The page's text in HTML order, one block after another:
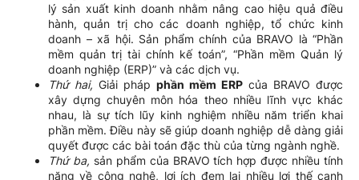
lý sản xuất kinh doanh nhằm nâng cao hiệu quả điều
hành, quản trị cho các doanh nghiệp, tổ chức kinh
doanh – xã hội. Sản phẩm chính của BRAVO là “Phần
mềm quản trị tài chính kế toán”, “Phần mềm Quản lý
doanh nghiệp (ERP)” và các dịch vụ.
Thứ hai, Giải pháp phần mềm ERP của BRAVO được
xây dựng chuyên môn hóa theo nhiều lĩnh vực khác
nhau, là sự tích lũy kinh nghiệm nhiều năm triển khai
phần mềm. Điều này sẽ giúp doanh nghiệp dễ dàng giải
quyết được các bài toán đặc thù của từng ngành nghề.
Thứ ba, sản phẩm của BRAVO tích hợp được nhiều tính
năng về công nghệ, lợi ích đem lại nhiều lợi thế cạnh